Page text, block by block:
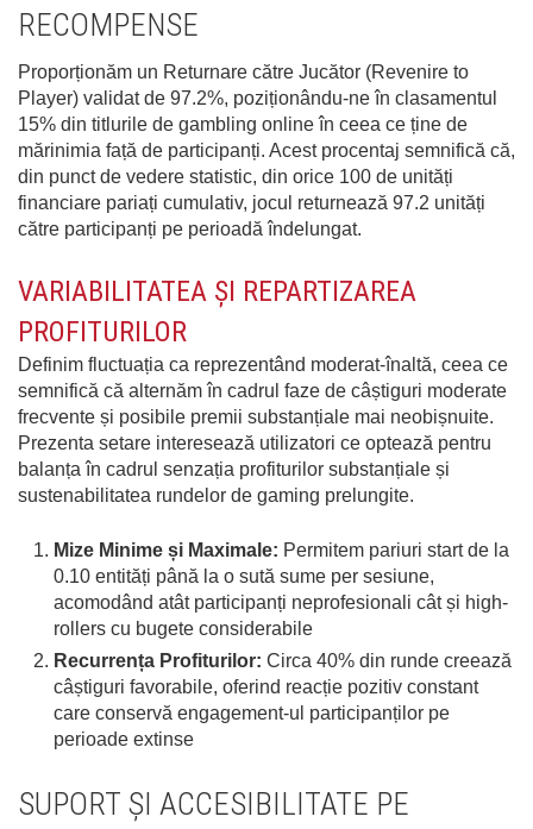
RECOMPENSE
Proporționăm un Returnare către Jucător (Revenire to
Player) validat de 97.2%, poziționându-ne în clasamentul
15% din titlurile de gambling online în ceea ce ține de
mărinimia față de participanți. Acest procentaj semnifică că,
din punct de vedere statistic, din orice 100 de unități
financiare pariați cumulativ, jocul returnează 97.2 unități
către participanți pe perioadă îndelungat.
VARIABILITATEA ȘI REPARTIZAREA
PROFITURILOR
Definim fluctuația ca reprezentând moderat-înaltă, ceea ce
semnifică că alternăm în cadrul faze de câștiguri moderate
frecvente și posibile premii substanțiale mai neobișnuite.
Prezenta setare interesează utilizatori ce optează pentru
balanța în cadrul senzația profiturilor substanțiale și
sustenabilitatea rundelor de gaming prelungite.
Mize Minime și Maximale: Permitem pariuri start de la
0.10 entități până la o sută sume per sesiune,
acomodând atât participanți neprofesionali cât și high-
rollers cu bugete considerabile
Recurrența Profiturilor: Circa 40% din runde creează
câștiguri favorabile, oferind reacție pozitiv constant
care conservă engagement-ul participanților pe
perioade extinse
SUPORT ȘI ACCESIBILITATE PE